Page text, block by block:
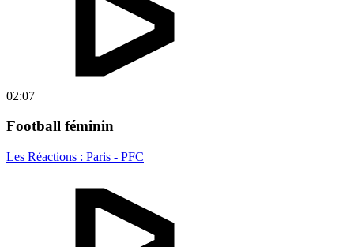
02:07
Football féminin
Les Réactions : Paris - PFC